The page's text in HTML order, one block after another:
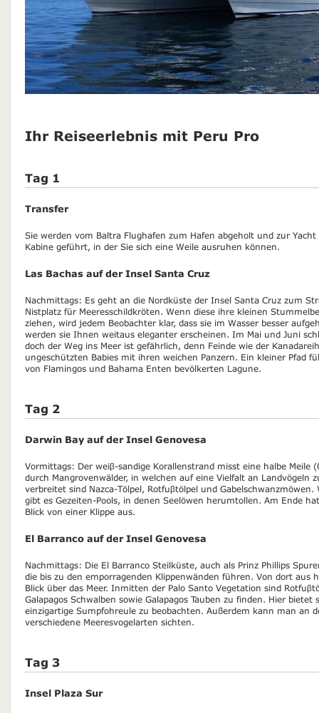
Ihr Reiseerlebnis mit Peru Pro
Tag 1
Transfer
Sie werden vom Baltra Flughafen zum Hafen abgeholt und zur
Kabine geführt, in der Sie sich eine Weile ausruhen können.
Las Bachas auf der Insel Santa Cruz
Nachmittags: Es geht an die Nordküste der Insel Santa Cruz zum
Nistplatz für Meeresschildkröten. Wenn diese ihre kleinen
ziehen, wird jedem Beobachter klar, dass sie im Wasser besser
werden sie Ihnen weitaus eleganter erscheinen. Im Mai und Juni
doch der Weg ins Meer ist gefährlich, denn Feinde wie der
ungeschützten Babies mit ihren weichen Panzern. Ein kleiner Pfad
von Flamingos und Bahama Enten bevölkerten Lagune.
Tag 2
Darwin Bay auf der Insel Genovesa
Vormittags: Der weiβ-sandige Korallenstrand misst eine halbe Meile
durch Mangrovenwälder, in welchen auf eine Vielfalt an Landvögeln
verbreitet sind Nazca-Tölpel, Rotfuβtölpel und Gabelschwanzmöwen.
gibt es Gezeiten-Pools, in denen Seelöwen herumtollen. Am Ende
Blick von einer Klippe aus.
El Barranco auf der Insel Genovesa
Nachmittags: Die El Barranco Steilküste, auch als Prinz Phillips
die bis zu den emporragenden Klippenwänden führen. Von dort aus
Blick über das Meer. Inmitten der Palo Santo Vegetation sind
Galapagos Schwalben sowie Galapagos Tauben zu finden. Hier bietet
einzigartige Sumpfohreule zu beobachten. Außerdem kann man an
verschiedene Meeresvogelarten sichten.
Tag 3
Insel Plaza Sur